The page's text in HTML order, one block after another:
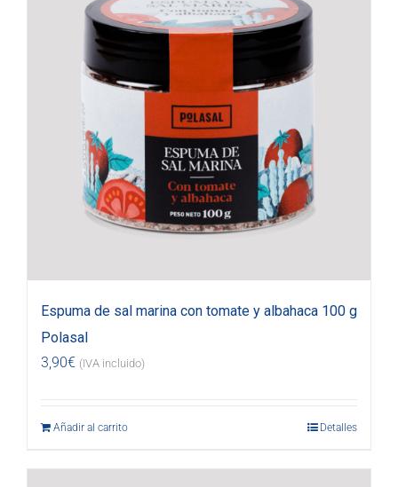
Espuma de sal marina con tomate y albahaca 100 g
Polasal
3,90€ (IVA incluido)
Añadir al carrito Detalles